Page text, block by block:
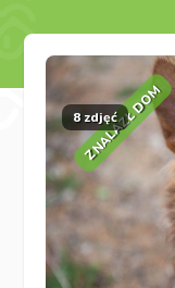
ZNALAZŁ DOM
8 zdjęć